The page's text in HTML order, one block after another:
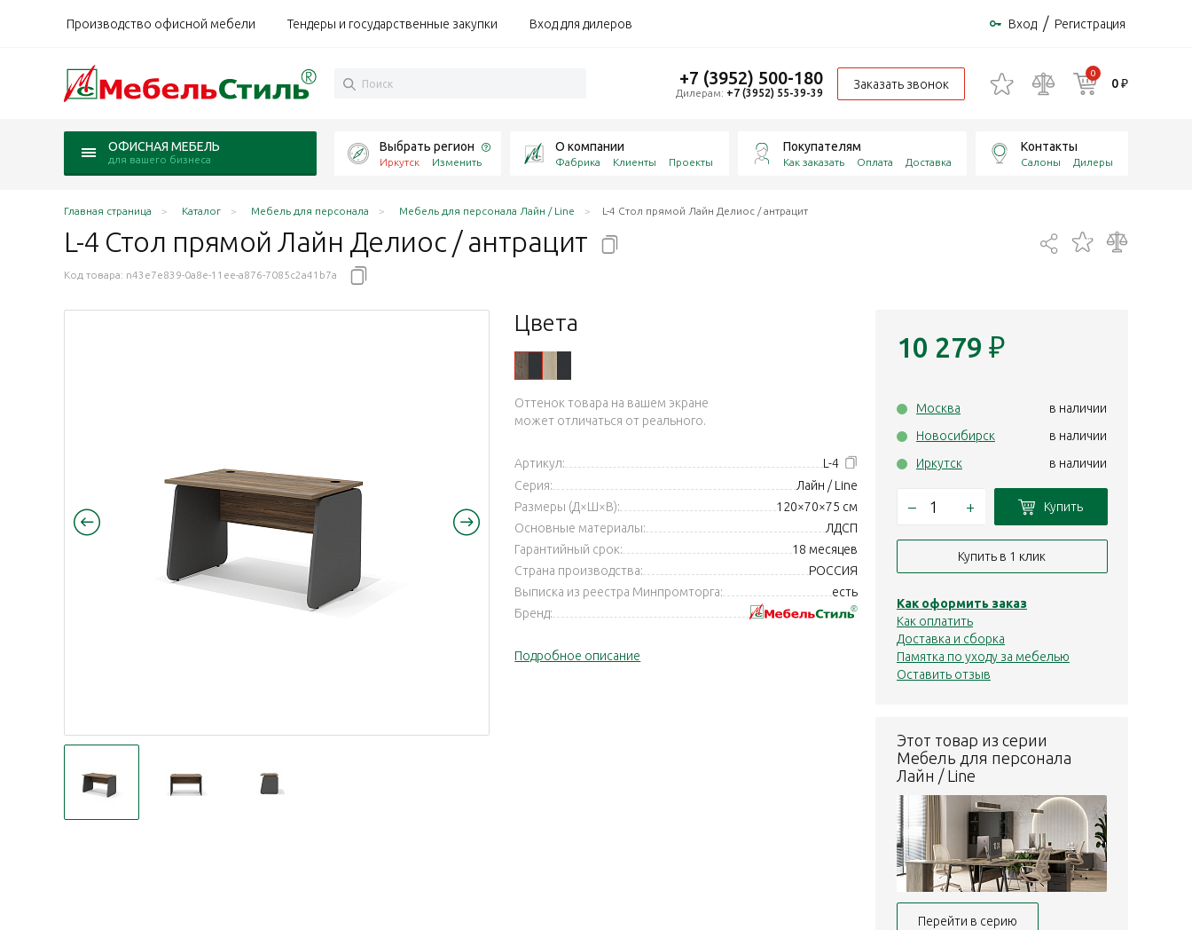
Производство офисной мебели Тендеры и государственные закупки Вход для дилеров Вход / Регистрация
+7 (3952) 500-180
Дилерам: +7 (3952) 55-39-39
Заказать звонок
0
0 ₽
ОФИСНАЯ МЕБЕЛЬ
для вашего бизнеса
Выбрать регион
Иркутск Изменить
О компании
Фабрика Клиенты Проекты
Покупателям
Как заказать Оплата Доставка
Контакты
Салоны Дилеры
Главная страница Каталог Мебель для персонала Мебель для персонала Лайн / Line L-4 Стол прямой Лайн Делиос / антрацит
L-4 Стол прямой Лайн Делиос /антрацит
Код товара: n43e7e839-0a8e-11ee-a876-7085c2a41b7a
Цвета
Оттенок товара на вашем экране
может отличаться от реального.
Артикул:
L-4
Серия:
Лайн / Line
Размеры (Д×Ш×В):
120×70×75 см
Основные материалы:
ЛДСП
Гарантийный срок:
18 месяцев
Страна производства:
РОССИЯ
Выписка из реестра Минпромторга:
есть
Бренд:
Подробное описание
10 279 ₽
Москва
в наличии
Новосибирск
в наличии
Иркутск
в наличии
– + Купить
Купить в 1 клик
Как оформить заказ
Как оплатить
Доставка и сборка
Памятка по уходу за мебелью
Оставить отзыв
Этот товар из серии
Мебель для персонала
Лайн / Line
Перейти в серию